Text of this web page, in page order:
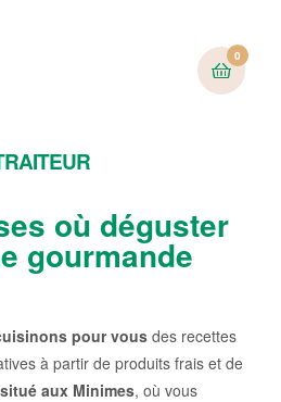
0
où déguster
gourmande
pour vous des recettes
à partir de produits frais et de
aux Minimes, où vous